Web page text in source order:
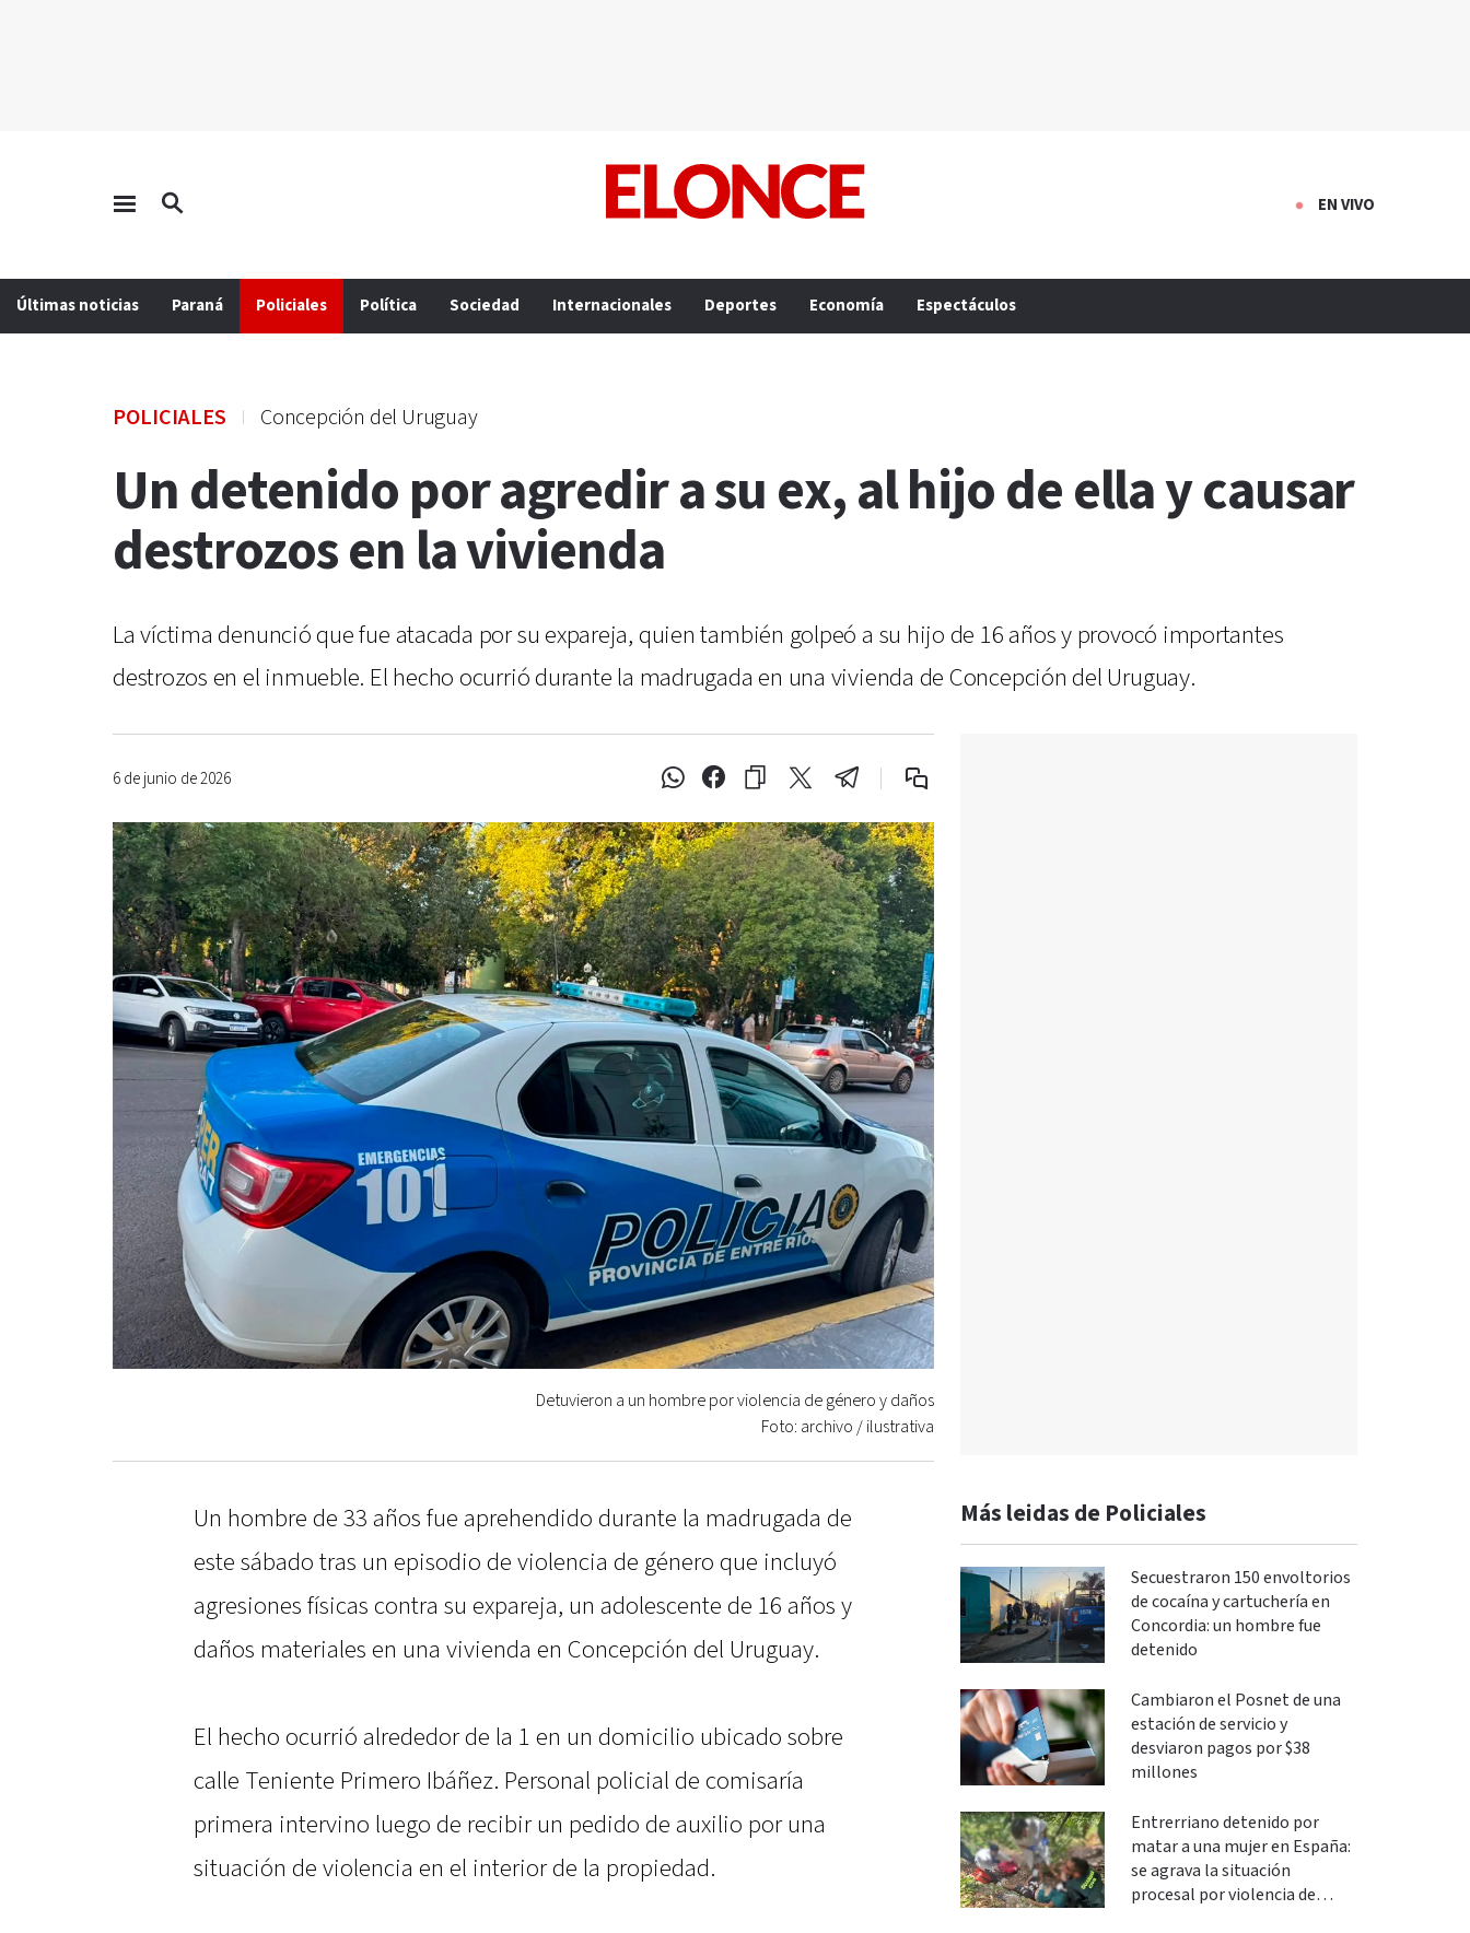
EN VIVO
Últimas noticias Paraná Policiales Política Sociedad Internacionales Deportes Economía Espectáculos
POLICIALES Concepción del Uruguay
Un detenido por agredir a su ex, al hijo de ella y causar
destrozos en la vivienda
La víctima denunció que fue atacada por su expareja, quien también golpeó a su hijo de 16 años y provocó importantes
destrozos en el inmueble. El hecho ocurrió durante la madrugada en una vivienda de Concepción del Uruguay.
6 de junio de 2026
Detuvieron a un hombre por violencia de género y daños
Foto: archivo / ilustrativa
Un hombre de 33 años fue aprehendido durante la madrugada de
este sábado tras un episodio de violencia de género que incluyó
agresiones físicas contra su expareja, un adolescente de 16 años y
daños materiales en una vivienda en Concepción del Uruguay.
El hecho ocurrió alrededor de la 1 en un domicilio ubicado sobre
calle Teniente Primero Ibáñez. Personal policial de comisaría
primera intervino luego de recibir un pedido de auxilio por una
situación de violencia en el interior de la propiedad.
Más leidas de Policiales
Secuestraron 150 envoltorios
de cocaína y cartuchería en
Concordia: un hombre fue
detenido
Cambiaron el Posnet de una
estación de servicio y
desviaron pagos por $38
millones
Entrerriano detenido por
matar a una mujer en España:
se agrava la situación
procesal por violencia de